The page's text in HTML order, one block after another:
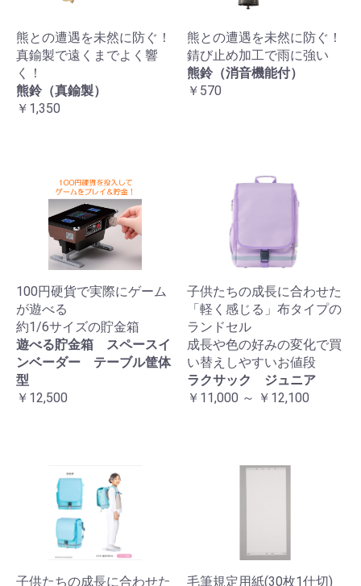
熊との遭遇を未然に防ぐ！
真鍮製で遠くまでよく響
く！
熊鈴（真鍮製）
￥1,350
熊との遭遇を未然に防ぐ！
錆び止め加工で雨に強い
熊鈴（消音機能付）
￥570
100円硬貨で実際にゲーム
が遊べる
約1/6サイズの貯金箱
遊べる貯金箱 スペースイ
ンベーダー テーブル筐体
型
￥12,500
子供たちの成長に合わせた
「軽く感じる」布タイプの
ランドセル
成長や色の好みの変化で買
い替えしやすいお値段
ラクサック ジュニア
￥11,000 ～ ￥12,100
子供たちの成長に合わせた
毛筆規定用紙(30枚1仕切)